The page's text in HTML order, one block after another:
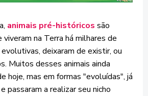
animais pré-históricos são
na Terra há milhares de
deixaram de existir, ou
Muitos desses animais ainda
hoje, mas em formas "evoluídas", já
passaram a realizar seu nicho